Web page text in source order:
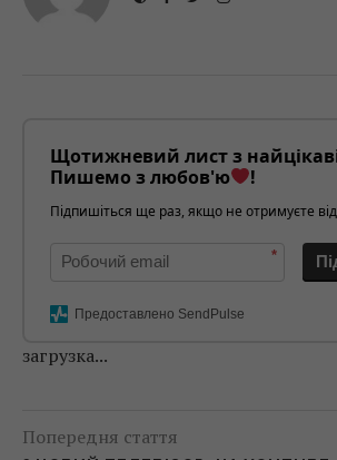
Щотижневий лист з
Пишемо з любов'ю
!
Підпишіться ще раз, якщо не отримуєте
*
Предоставлено SendPulse
загрузка...
Попередня стаття